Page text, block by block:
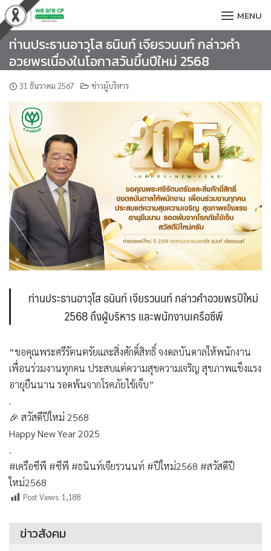
Skip
to
content
MENU
ท่านประธานอาวุโส ธนินท์ เจียรวนนท์ กล่าวคำ
อวยพรเนื่องในโอกาสวันขึ้นปีใหม่ 2568
31 ธันวาคม 2567 ข่าวผู้บริหาร
ท่านประธานอาวุโส ธนินท์ เจียรวนนท์ กล่าวคำอวยพรปีใหม่
2568 ถึงผู้บริหาร และพนักงานเครือซีพี
“ขอคุณพระศรีรัตนตรัยและสิ่งศักดิ์สิทธิ์ จงดลบันดาลให้พนักงาน
เพื่อนร่วมงานทุกคน ประสบแต่ความสุขความเจริญ สุขภาพแข็งแรง
อายุยืนนาน รอดพ้นจากโรคภัยไข้เจ็บ”
.
🎉 สวัสดีปีใหม่ 2568
Happy New Year 2025
.
#เครือซีพี #ซีพี #ธนินท์เจียรวนนท์ #ปีใหม่2568 #สวัสดีปี
ใหม่2568
Post Views: 1,188
ข่าวสังคม